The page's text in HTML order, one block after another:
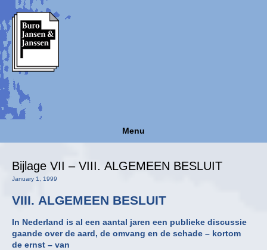
Menu
Bijlage VII – VIII. ALGEMEEN BESLUIT
January 1, 1999
VIII. ALGEMEEN BESLUIT
In Nederland is al een aantal jaren een publieke discussie
gaande over de aard, de omvang en de schade – kortom
de ernst – van